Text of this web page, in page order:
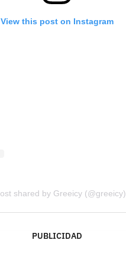
View this post on Instagram
shared by Greeicy (@greeicy)
PUBLICIDAD